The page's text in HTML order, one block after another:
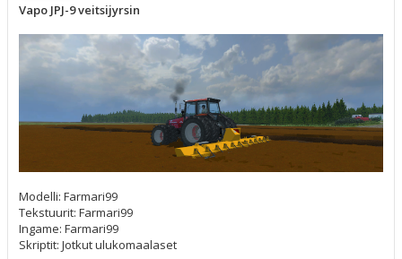
Vapo JPJ-9 veitsijyrsin
Modelli: Farmari99
Tekstuurit: Farmari99
Ingame: Farmari99
Skriptit: Jotkut ulukomaalaset